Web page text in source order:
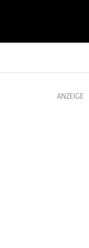
ANZEIGE